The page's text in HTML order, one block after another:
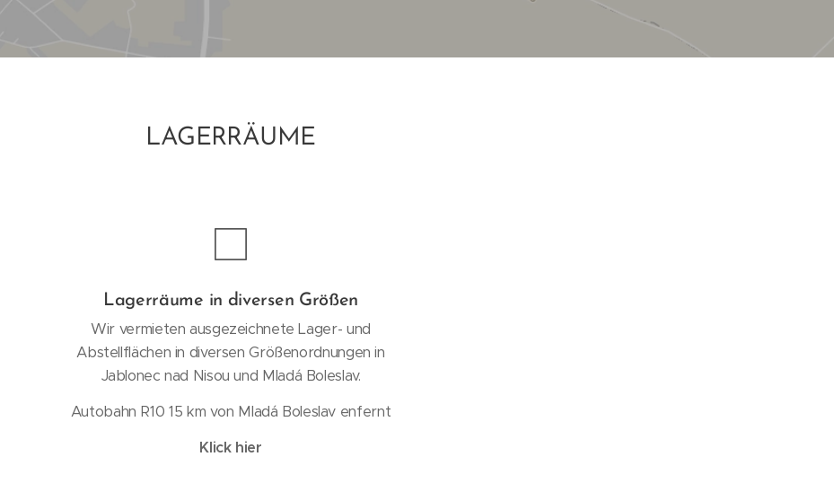
LAGERRÄUME
Lagerräume in diversen Größen
Wir vermieten ausgezeichnete Lager- und
Abstellflächen in diversen Größenordnungen in
Jablonec nad Nisou und Mladá Boleslav.
Autobahn R10 15 km von Mladá Boleslav enfernt
Klick hier